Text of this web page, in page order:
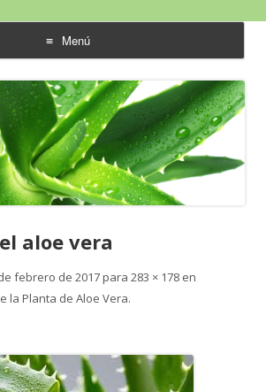
Calidad de Vida
Menú
aloe vera
febrero de 2017para 283 × 178 en
la Planta de Aloe Vera.